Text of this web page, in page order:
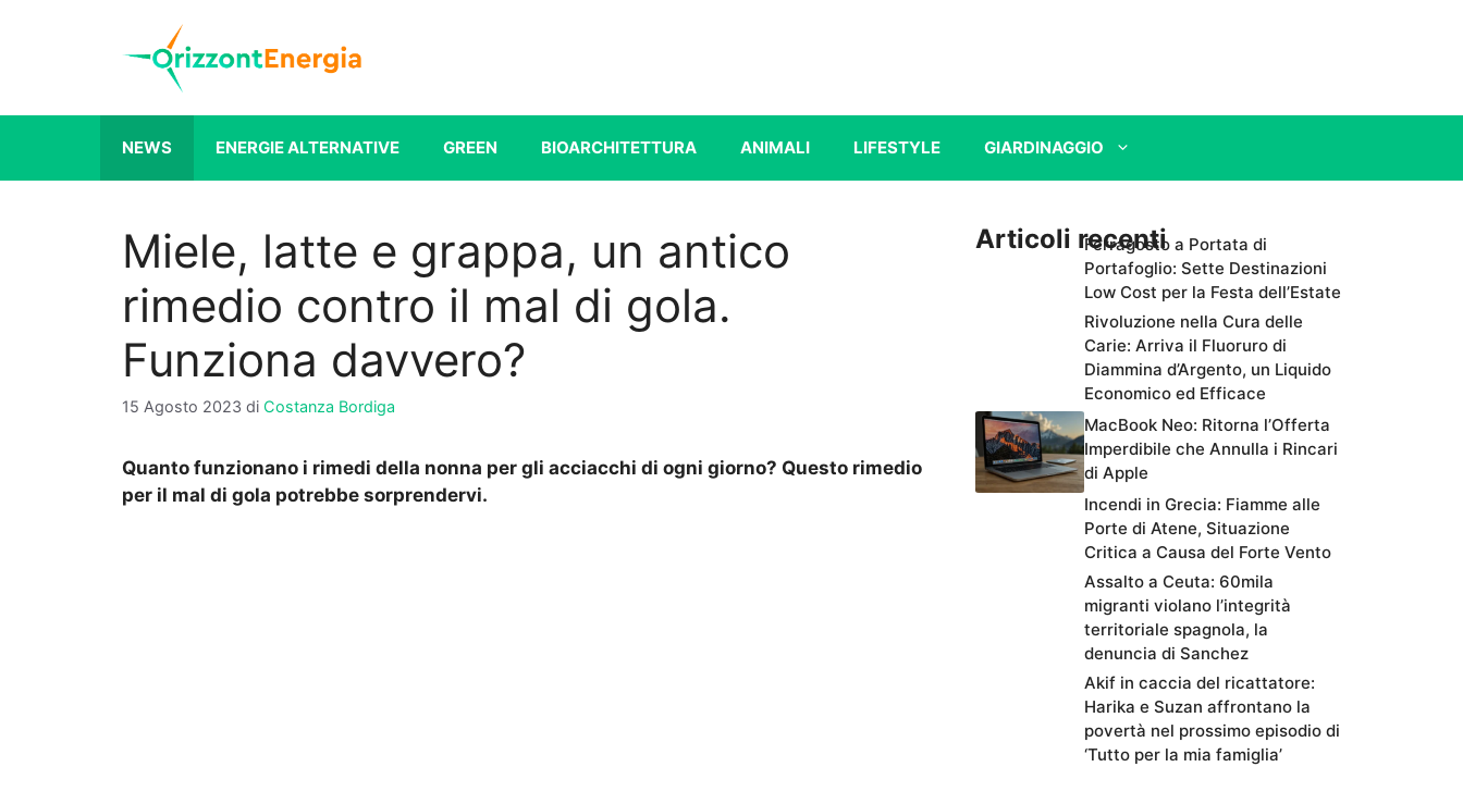
NEWS ENERGIE ALTERNATIVE GREEN BIOARCHITETTURA ANIMALI LIFESTYLE GIARDINAGGIO
Miele, latte e grappa, un antico
rimedio contro il mal di gola.
Funziona davvero?
15 Agosto 2023 di Costanza Bordiga
Quanto funzionano i rimedi della nonna per gli acciacchi di ogni giorno? Questo rimedio
per il mal di gola potrebbe sorprendervi.
Articoli recentiFerragosto a Portata di
Portafoglio: Sette Destinazioni
Low Cost per la Festa dell’Estate
Rivoluzione nella Cura delle
Carie: Arriva il Fluoruro di
Diammina d’Argento, un Liquido
Economico ed Efficace
MacBook Neo: Ritorna l’Offerta
Imperdibile che Annulla i Rincari
di Apple
Incendi in Grecia: Fiamme alle
Porte di Atene, Situazione
Critica a Causa del Forte Vento
Assalto a Ceuta: 60mila
migranti violano l’integrità
territoriale spagnola, la
denuncia di Sanchez
Akif in caccia del ricattatore:
Harika e Suzan affrontano la
povertà nel prossimo episodio di
‘Tutto per la mia famiglia’